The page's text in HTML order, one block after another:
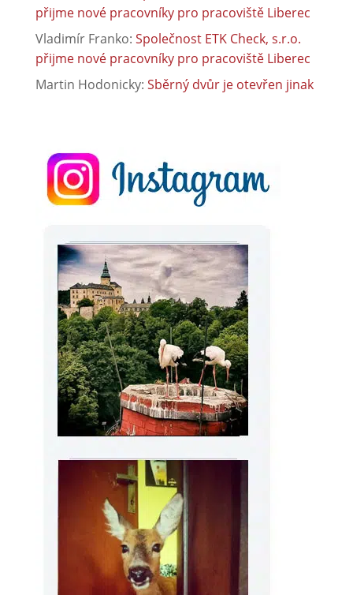
přijme nové pracovníky pro pracoviště Liberec
Vladimír Franko: Společnost ETK Check, s.r.o.
přijme nové pracovníky pro pracoviště Liberec
Martin Hodonicky: Sběrný dvůr je otevřen jinak